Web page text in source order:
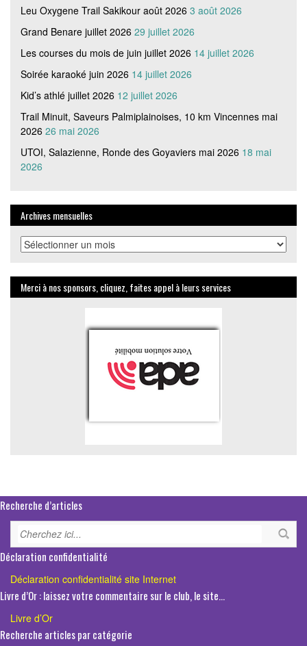
Leu Oxygene Trail Sakikour août 2026 3 août 2026
Grand Benare juillet 2026 29 juillet 2026
Les courses du mois de juin juillet 2026 14 juillet 2026
Soirée karaoké juin 2026 14 juillet 2026
Kid’s athlé juillet 2026 12 juillet 2026
Trail Minuit, Saveurs Palmiplainoises, 10 km Vincennes mai
2026 26 mai 2026
UTOI, Salazienne, Ronde des Goyaviers mai 2026 18 mai
2026
Archives mensuelles
Archives
Merci à nos sponsors, cliquez, faites appel à leurs services
Recherche d’articles
Déclaration confidentialité
Déclaration confidentialité site Internet
Livre d’Or : laissez votre commentaire sur le club, le site…
Livre d’Or
Recherche articles par catégorie